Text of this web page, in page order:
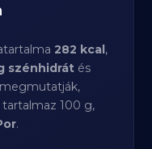
282 kcal,
szénhidrát és
100 g,
.